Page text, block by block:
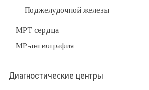
Поджелудочной железы
МРТ сердца
МР-ангиография
Диагностические центры